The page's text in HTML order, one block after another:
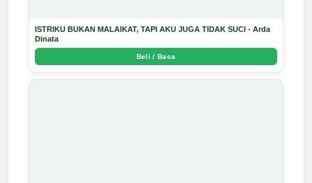
ISTRIKU BUKAN MALAIKAT, TAPI AKU JUGA TIDAK SUCI - Arda
Dinata
Beli / Baca